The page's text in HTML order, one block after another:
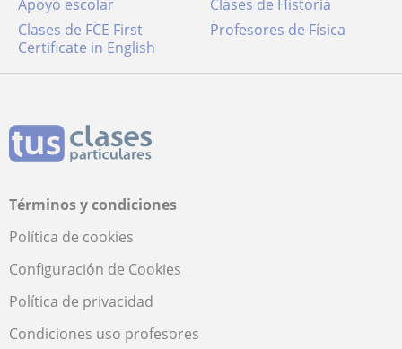
Apoyo escolar
Clases de Historia
Clases de FCE First
Certificate in English
Profesores de Física
Términos y condiciones
Política de cookies
Configuración de Cookies
Política de privacidad
Condiciones uso profesores